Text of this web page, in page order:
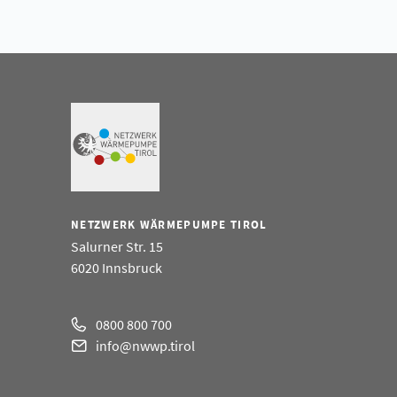
NETZWERK WÄRMEPUMPE TIROL
Salurner Str. 15
6020 Innsbruck
0800 800 700
info@nwwp.tirol